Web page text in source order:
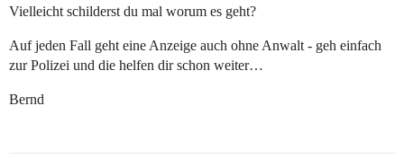
Vielleicht schilderst du mal worum es geht?
Auf jeden Fall geht eine Anzeige auch ohne Anwalt - geh einfach
zur Polizei und die helfen dir schon weiter…
Bernd